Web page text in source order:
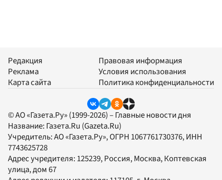
Редакция
Реклама
Карта сайта
Правовая информация
Условия использования
Политика конфиденциальности
© АО «Газета.Ру» (1999-2026) – Главные новости дня
Название: Газета.Ru (Gazeta.Ru)
Учредитель:АО «Газета.Ру», ОГРН 1067761730376, ИНН
7743625728
Адрес учредителя: 125239, Россия, Москва, Коптевская
улица, дом 67